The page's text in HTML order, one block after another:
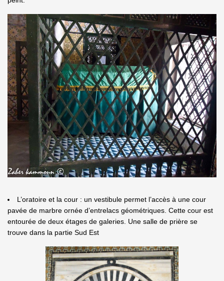
L’oratoire et la cour : un vestibule permet l’accès à une cour
pavée de marbre ornée d’entrelacs géométriques. Cette cour est
entourée de deux étages de galeries. Une salle de prière se
trouve dans la partie Sud Est